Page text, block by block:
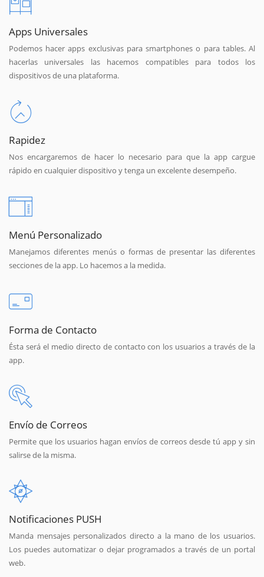
Apps Universales
Podemos hacer apps exclusivas para smartphones o para tables. Al
hacerlas universales las hacemos compatibles para todos los
dispositivos de una plataforma.
Rapidez
Nos encargaremos de hacer lo necesario para que la app cargue
rápido en cualquier dispositivo y tenga un excelente desempeño.
Menú Personalizado
Manejamos diferentes menús o formas de presentar las diferentes
secciones de la app. Lo hacemos a la medida.
Forma de Contacto
Ésta será el medio directo de contacto con los usuarios a través de la
app.
Envío de Correos
Permite que los usuarios hagan envíos de correos desde tú app y sin
salirse de la misma.
Notificaciones PUSH
Manda mensajes personalizados directo a la mano de los usuarios.
Los puedes automatizar o dejar programados a través de un portal
web.